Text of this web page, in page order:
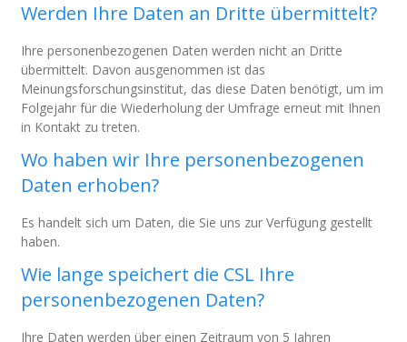
Werden Ihre Daten an Dritte übermittelt?
Ihre personenbezogenen Daten werden nicht an Dritte
übermittelt. Davon ausgenommen ist das
Meinungsforschungsinstitut, das diese Daten benötigt, um im
Folgejahr für die Wiederholung der Umfrage erneut mit Ihnen
in Kontakt zu treten.
Wo haben wir Ihre personenbezogenen
Daten erhoben?
Es handelt sich um Daten, die Sie uns zur Verfügung gestellt
haben.
Wie lange speichert die CSL Ihre
personenbezogenen Daten?
Ihre Daten werden über einen Zeitraum von 5 Jahren